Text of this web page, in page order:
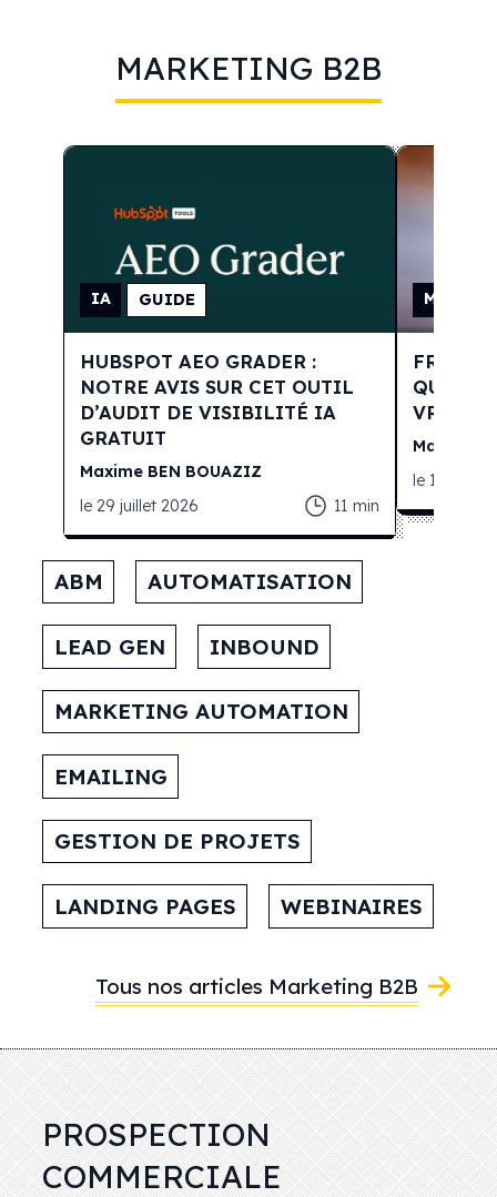
MARKETING B2B
IA GUIDE
HUBSPOT AEO GRADER :
NOTRE AVIS SUR CET OUTIL
D’AUDIT DE VISIBILITÉ IA
GRATUIT
Maxime BEN BOUAZIZ
le29 juillet 2026 11 min
QUELLE
Maxime
le 13 juillet
ABM AUTOMATISATION
LEAD GEN INBOUND
MARKETING AUTOMATION
EMAILING
GESTION DE PROJETS
LANDING PAGES WEBINAIRES
Tous nos articles Marketing B2B
PROSPECTION
COMMERCIALE